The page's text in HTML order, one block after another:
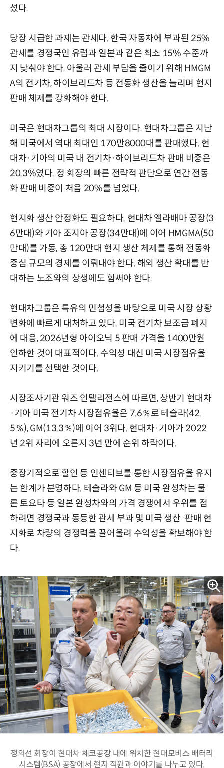
섰다.
당장 시급한 과제는 관세다. 한국 자동차에 부과된 25%
관세를 경쟁국인 유럽과 일본과 같은 최소 15% 수준까
지 낮춰야 한다. 아울러 관세 부담을 줄이기 위해 HMGM
A의 전기차, 하이브리드차 등 전동화 생산을 늘리며 현지
판매 체제를 강화해야 한다.
미국은 현대차그룹의 최대 시장이다. 현대차그룹은 지난
해 미국에서 역대 최대인 170만8000대를 판매했다. 현
대차·기아의 미국 내 전기차·하이브리드차 판매 비중은
20.3%였다. 정 회장의 빠른 전략적 판단으로 연간 전동
화 판매 비중이 처음 20%를 넘었다.
현지화 생산 안정화도 필요하다. 현대차 앨라배마 공장(3
6만대)와 기아 조지아 공장(34만대)에 이어 HMGMA(50
만대)를 가동, 총 120만대 현지 생산 체제를 통해 전동화
중심 규모의 경제를 이뤄내야 한다. 해외 생산 확대를 반
대하는 노조와의 상생에도 힘써야 한다.
현대차그룹은 특유의 민첩성을 바탕으로 미국 시장 상황
변화에 빠르게 대처하고 있다. 미국 전기차 보조금 폐지
에 대응, 2026년형 아이오닉 5 판매 가격을 1400만원
인하한 것이 대표적이다. 수익성 대신 미국 시장점유율
지키기를 선택한 것이다.
시장조사기관 워즈 인텔리전스에 따르면, 상반기 현대차
·기아 미국 전기차 시장점유율은 7.6％로 테슬라(42.
5％), GM(13.3％)에 이어 3위다. 현대차·기아가 2022
년 2위 자리에 오른지 3년 만에 순위 하락이다.
중장기적으로 할인 등 인센티브를 통한 시장점유율 유지
는 한계가 분명하다. 테슬라와 GM 등 미국 완성차는 물
론 토요타 등 일본 완성차와의 가격 경쟁에서 우위를 점
하려면 경쟁국과 동등한 관세 부과 및 미국 생산·판매 현
지화로 차량의 경쟁력을 끌어올려 수익성을 확보해야 한
다.
정의선 회장이 현대차 체코공장 내에 위치한 현대모비스 배터리
시스템(BSA) 공장에서 현지 직원과 이야기를 나누고 있다.